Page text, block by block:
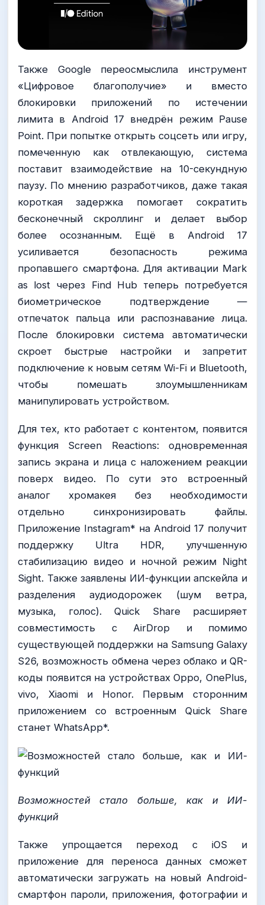
Также Google переосмыслила инструмент
«Цифровое благополучие» и вместо
блокировки приложений по истечении
лимита в Android 17 внедрён режим Pause
Point. При попытке открыть соцсеть или игру,
помеченную как отвлекающую, система
поставит взаимодействие на 10-секундную
паузу. По мнению разработчиков, даже такая
короткая задержка помогает сократить
бесконечный скроллинг и делает выбор
более осознанным. Ещё в Android 17
усиливается безопасность режима
пропавшего смартфона. Для активации Mark
as lost через Find Hub теперь потребуется
биометрическое подтверждение —
отпечаток пальца или распознавание лица.
После блокировки система автоматически
скроет быстрые настройки и запретит
подключение к новым сетям Wi-Fi и Bluetooth,
чтобы помешать злоумышленникам
манипулировать устройством.
Для тех, кто работает с контентом, появится
функция Screen Reactions: одновременная
запись экрана и лица с наложением реакции
поверх видео. По сути это встроенный
аналог хромакея без необходимости
отдельно синхронизировать файлы.
Приложение Instagram* на Android 17 получит
поддержку Ultra HDR, улучшенную
стабилизацию видео и ночной режим Night
Sight. Также заявлены ИИ-функции апскейла и
разделения аудиодорожек (шум ветра,
музыка, голос). Quick Share расширяет
совместимость с AirDrop и помимо
существующей поддержки на Samsung Galaxy
S26, возможность обмена через облако и QR-
коды появится на устройствах Oppo, OnePlus,
vivo, Xiaomi и Honor. Первым сторонним
приложением со встроенным Quick Share
станет WhatsApp*.
Возможностей стало больше, как и ИИ-
функций
Также упрощается переход с iOS и
приложение для переноса данных сможет
автоматически загружать на новый Android-
смартфон пароли, приложения, фотографии и